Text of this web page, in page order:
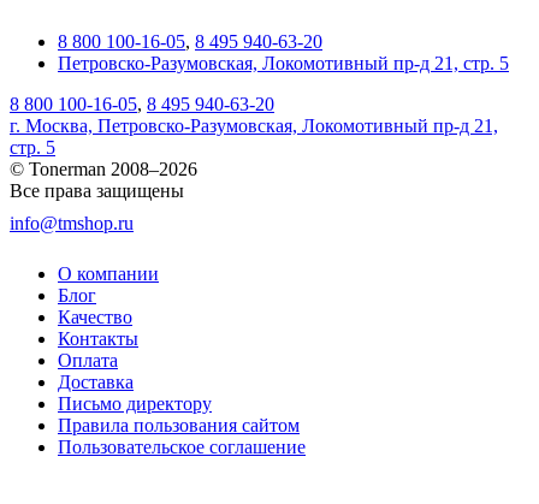
8 800 100-16-05, 8 495 940-63-20
Петровско-Разумовская, Локомотивный пр-д 21, стр. 5
8 800 100-16-05, 8 495 940-63-20
г. Москва, Петровско-Разумовская, Локомотивный пр-д 21,
стр. 5
© Tonerman 2008–2026
Все права защищены
info@tmshop.ru
О компании
Блог
Качество
Контакты
Оплата
Доставка
Письмо директору
Правила пользования сайтом
Пользовательское соглашение